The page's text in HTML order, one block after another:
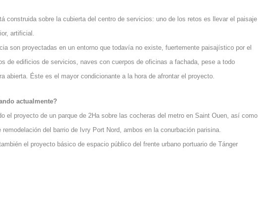
construida sobre la cubierta del centro de servicios: uno de los retos es llevar el paisaje
artificial.
son proyectadas en un entorno que todavía no existe, fuertemente paisajístico por el
de edificios de servicios, naves con cuerpos de oficinas a fachada, pese a todo
abierta. Éste es el mayor condicionante a la hora de afrontar el proyecto.
actualmente?
el proyecto de un parque de 2Ha sobre las cocheras del metro en Saint Ouen, así como
del barrio de Ivry Port Nord, ambos en la conurbación parisina.
el proyecto básico de espacio público del frente urbano portuario de Tánger